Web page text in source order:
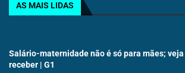
AS MAIS LIDAS
Salário-maternidade não é só para mães;
receber | G1